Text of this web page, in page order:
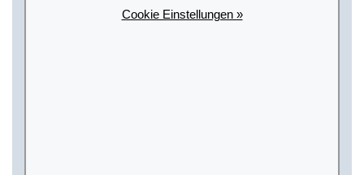
Cookie Einstellungen »